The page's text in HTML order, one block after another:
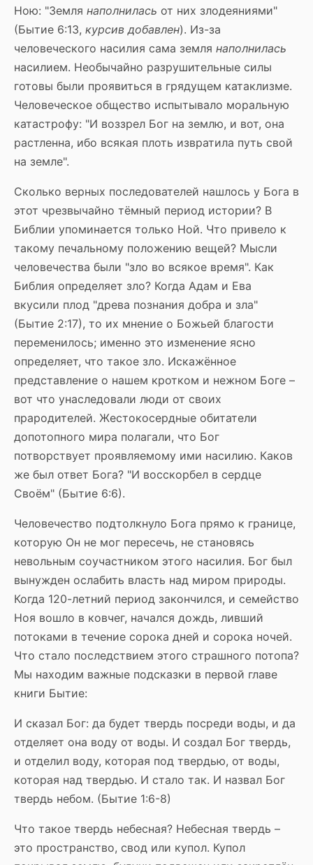
Ною: "Земля наполнилась от них злодеяниями"
(Бытие 6:13, курсив добавлен). Из-за
человеческого насилия сама земля наполнилась
насилием. Необычайно разрушительные силы
готовы были проявиться в грядущем катаклизме.
Человеческое общество испытывало моральную
катастрофу: "И воззрел Бог на землю, и вот, она
растленна, ибо всякая плоть извратила путь свой
на земле".
Сколько верных последователей нашлось у Бога в
этот чрезвычайно тёмный период истории? В
Библии упоминается только Ной. Что привело к
такому печальному положению вещей? Мысли
человечества были "зло во всякое время". Как
Библия определяет зло? Когда Адам и Ева
вкусили плод "древа познания добра и зла"
(Бытие 2:17), то их мнение о Божьей благости
переменилось; именно это изменение ясно
определяет, что такое зло. Искажённое
представление о нашем кротком и нежном Боге –
вот что унаследовали люди от своих
прародителей. Жестокосердные обитатели
допотопного мира полагали, что Бог
потворствует проявляемому ими насилию. Каков
же был ответ Бога? "И восскорбел в сердце
Своём" (Бытие 6:6).
Человечество подтолкнуло Бога прямо к границе,
которую Он не мог пересечь, не становясь
невольным соучастником этого насилия. Бог был
вынужден ослабить власть над миром природы.
Когда 120-летний период закончился, и семейство
Ноя вошло в ковчег, начался дождь, ливший
потоками в течение сорока дней и сорока ночей.
Что стало последствием этого страшного потопа?
Мы находим важные подсказки в первой главе
книги Бытие:
И сказал Бог: да будет твердь посреди воды, и да
отделяет она воду от воды. И создал Бог твердь,
и отделил воду, которая под твердью, от воды,
которая над твердью. И стало так. И назвал Бог
твердь небом. (Бытие 1:6-8)
Что такое твердь небесная? Небесная твердь –
это пространство, свод или купол. Купол